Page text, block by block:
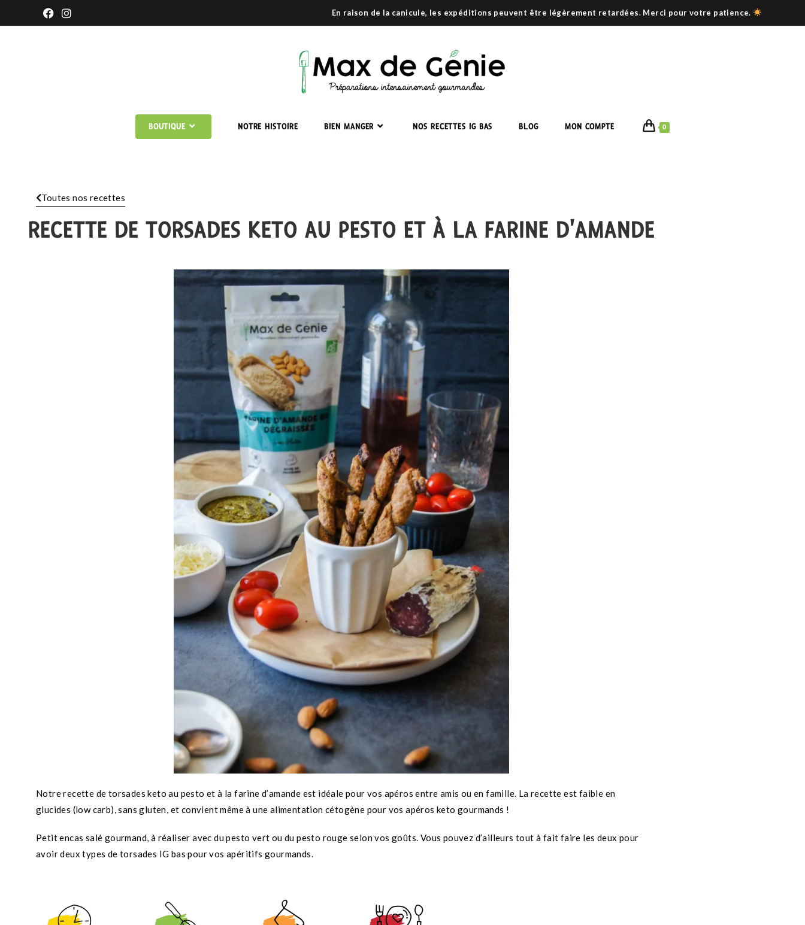
En raison de la canicule, les expéditions peuvent être légèrement retardées. Merci pour votre patience.
BOUTIQUE NOTRE HISTOIRE BIEN MANGER NOS RECETTES IG BAS BLOG MON COMPTE 0
Toutes nos recettes
RECETTE DE TORSADES KETO AU PESTO ET À LA FARINE D'AMANDE
Notre recette de torsades keto au pesto et à la farine d’amande est idéale pour vos apéros entre amis ou en famille. La recette est faible en
glucides (low carb), sans gluten, et convient même à une alimentation cétogène pour vos apéros keto gourmands !
Petit encas salé gourmand, à réaliser avec du pesto vert ou du pesto rouge selon vos goûts. Vous pouvez d’ailleurs tout à fait faire les deux pour
avoir deux types de torsades IG bas pour vos apéritifs gourmands.